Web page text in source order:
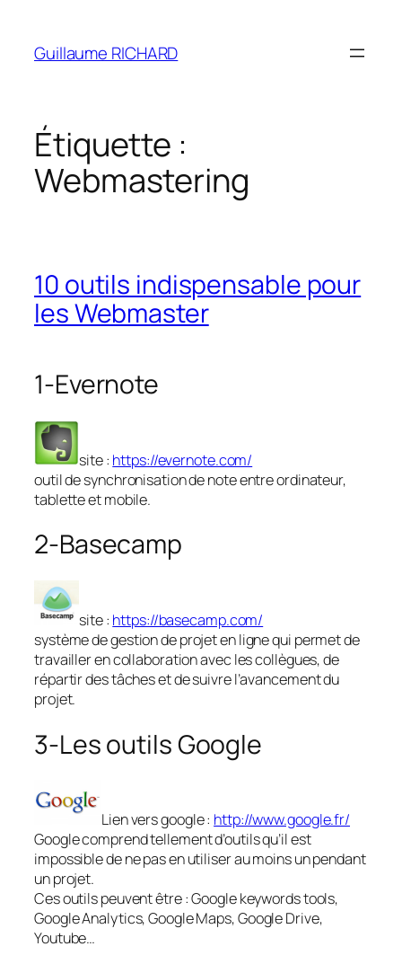
contenu
Guillaume RICHARD
Étiquette :
Webmastering
10 outils indispensable pour
les Webmaster
1-Evernote
site : https://evernote.com/
outil de synchronisation de note entre ordinateur,
tablette et mobile.
2-Basecamp
site : https://basecamp.com/
système de gestion de projet en ligne qui permet de
travailler en collaboration avec les collègues, de
répartir des tâches et de suivre l’avancement du
projet.
3-Les outils Google
Lien vers google : http://www.google.fr/
Google comprend tellement d’outils qu’il est
impossible de ne pas en utiliser au moins un pendant
un projet.
Ces outils peuvent être : Google keywords tools,
Google Analytics, Google Maps, Google Drive,
Youtube…